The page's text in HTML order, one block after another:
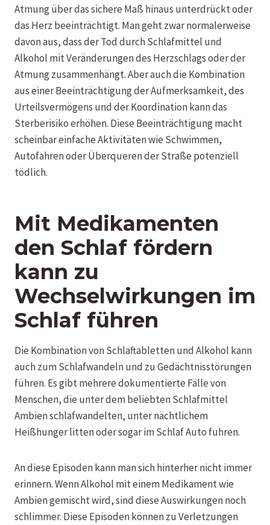
Atmung über das sichere Maß hinaus unterdrückt oder
das Herz beeinträchtigt. Man geht zwar normalerweise
davon aus, dass der Tod durch Schlafmittel und
Alkohol mit Veränderungen des Herzschlags oder der
Atmung zusammenhängt. Aber auch die Kombination
aus einer Beeinträchtigung der Aufmerksamkeit, des
Urteilsvermögens und der Koordination kann das
Sterberisiko erhöhen. Diese Beeinträchtigung macht
scheinbar einfache Aktivitäten wie Schwimmen,
Autofahren oder Überqueren der Straße potenziell
tödlich.
Mit Medikamenten
den Schlaf fördern
kann zu
Wechselwirkungen im
Schlaf führen
Die Kombination von Schlaftabletten und Alkohol kann
auch zum Schlafwandeln und zu Gedächtnisstörungen
führen. Es gibt mehrere dokumentierte Fälle von
Menschen, die unter dem beliebten Schlafmittel
Ambien schlafwandelten, unter nächtlichem
Heißhunger litten oder sogar im Schlaf Auto fuhren.
An diese Episoden kann man sich hinterher nicht immer
erinnern. Wenn Alkohol mit einem Medikament wie
Ambien gemischt wird, sind diese Auswirkungen noch
schlimmer. Diese Episoden können zu Verletzungen